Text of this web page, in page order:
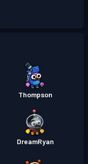
Thompson
DreamRyan